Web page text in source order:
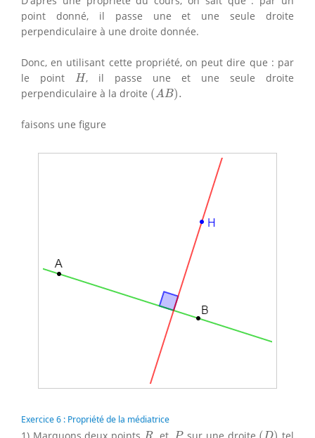
point donné, il passe une et une seule droite
perpendiculaire à une droite donnée.
Donc, en utilisant cette propriété, on peut dire que : par
le pointH
H, il passe une et une seule droite
perpendiculaire à la droite (AB).
(AB).
faisons une figure
Exercice 6 : Propriété de la médiatrice
R P (D)